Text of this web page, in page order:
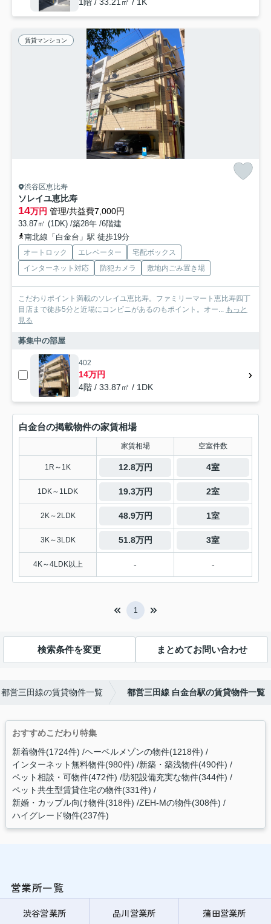
賃貸マンション
渋谷区恵比寿
ソレイユ恵比寿
14万円 管理/共益費7,000円
33.87㎡ (1DK) /築28年 /6階建
南北線「白金台」駅 徒歩19分
オートロック エレベーター
宅配ボックス
インターネット対応
防犯カメラ 敷地内ごみ置き場
こだわりポイント満載のソレイユ恵比寿。ファミリーマート恵比寿四丁
目店まで徒歩5分と近場にコンビニがあるのもポイント。オー... もっと
見る
募集中の部屋
402
14万円
4階 / 33.87㎡ / 1DK
白金台の掲載物件の家賃相場
家賃相場 空室件数
1R～1K 12.8万円 4室
1DK～1LDK 19.3万円 2室
2K～2LDK 48.9万円 1室
3K～3LDK 51.8万円 3室
4K～4LDK以上 - -
1
検索条件を変更 まとめてお問い合わせ
都営三田線の賃貸物件一覧 都営三田線 白金台駅の賃貸物件一覧
おすすめこだわり特集
新着物件(1724件) ヘーベルメゾンの物件(1218件)
インターネット無料物件(980件) 新築・築浅物件(490件)
ペット相談・可物件(472件) 防犯設備充実な物件(344件)
ペット共生型賃貸住宅の物件(331件)
新婚・カップル向け物件(318件) ZEH-Mの物件(308件)
ハイグレード物件(237件)
営業所一覧
渋谷営業所 品川営業所 蒲田営業所